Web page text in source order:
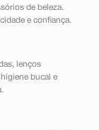
de beleza.
e confiança.
lenços
bucal e